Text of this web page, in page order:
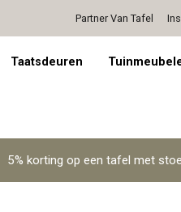
Persoonlijk advies op afspraak
Partner Van Tafel
Taatsdeuren
5% korting op een tafel met